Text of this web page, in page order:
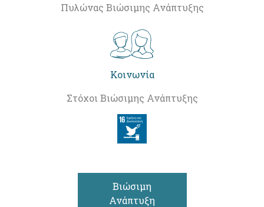
Πυλώνας Βιώσιμης Ανάπτυξης
Κοινωνία
Στόχοι Βιώσιμης Ανάπτυξης
Βιώσιμη
Ανάπτυξη